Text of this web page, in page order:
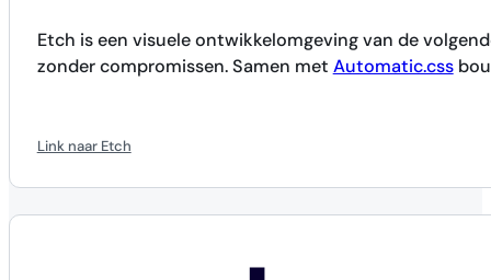
Etch is een visuele ontwikkelomgeving van de
zonder compromissen. Samen met Automatic.css
Link naar Etch